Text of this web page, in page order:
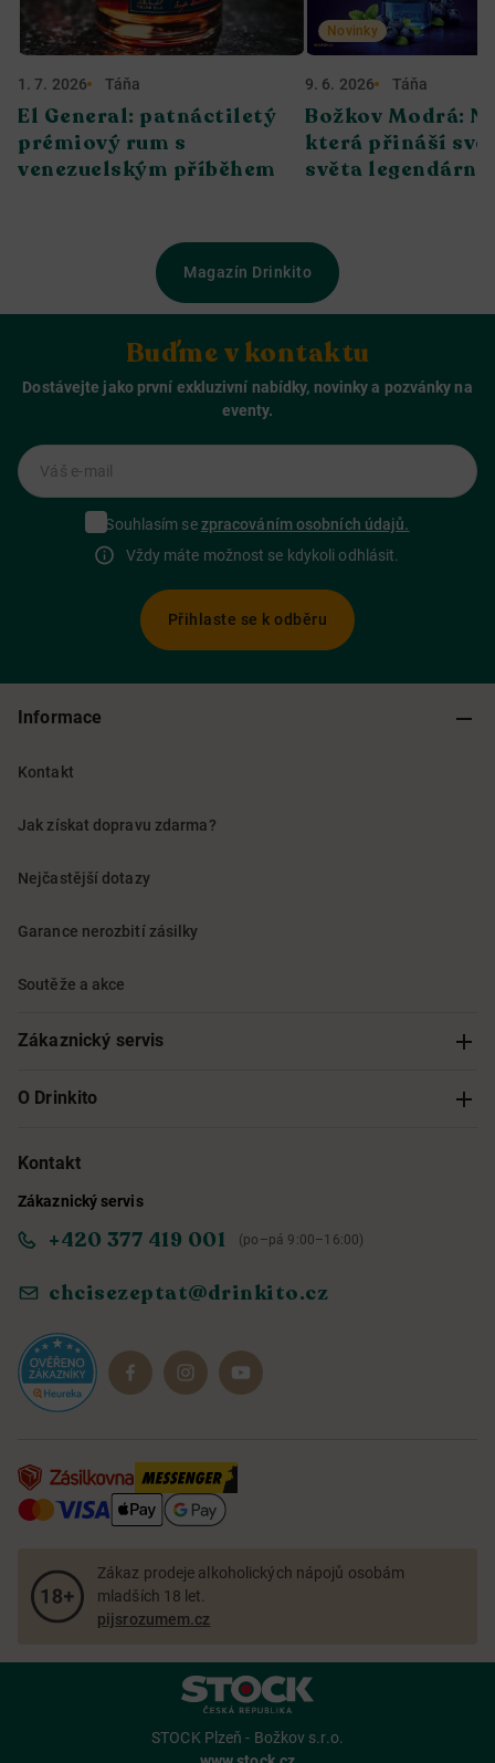
1. 7. 2026 Táňa
El General: patnáctiletý
prémiový rum s
venezuelským příběhem
Novinky
9. 6. 2026 Táňa
Božkov Modrá:
která přináší
světa legendární
Magazín Drinkito
Buďme v kontaktu
Dostávejte jako první exkluzivní nabídky, novinky a pozvánky na
eventy.
Váš e-mail
Souhlasím sezpracováním osobních údajů.
Vždy máte možnost se kdykoli odhlásit.
Přihlaste se k odběru
Informace
Kontakt
Jak získat dopravu zdarma?
Nejčastější dotazy
Garance nerozbití zásilky
Soutěže a akce
Zákaznický servis
Sledování objednávky
Obchodní podmínky
Ochrana osobních údajů
Reklamace a vrácení
O Drinkito
O nás
Informace o přístupnosti služby
Dárkové sady
Kontakt
Zákaznický servis
+420 377 419 001 (po–pá 9:00–16:00)
chcisezeptat@drinkito.cz
Zákaz prodeje alkoholických nápojů osobám
mladších 18 let.
pijsrozumem.cz
STOCK Plzeň - Božkov s.r.o.